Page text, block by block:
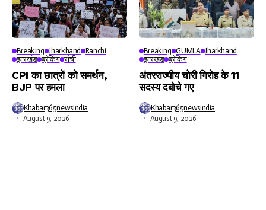
Breaking Jharkhand
Ranchi
झारखंड ब्रेकिंग रांची
CPI का छात्रों को समर्थन,
BJP पर हमला
Khabar365newsindia
August 9, 2026
Breaking GUMLA Jharkhand
झारखंड ब्रेकिंग
अंतरराज्यीय चोरी गिरोह के 11
सदस्य दबोचे गए
Khabar365newsindia
August 9, 2026